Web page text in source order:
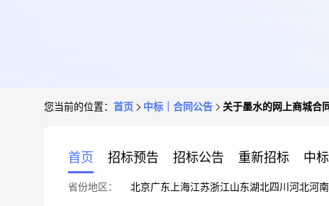
您当前的位置： 首页 中标｜合同公告 关于墨水的网上商城合
首页 招标预告 招标公告 重新招标 中
省份地区： 北京广东 上海江苏浙江山东湖北四川 河北河南